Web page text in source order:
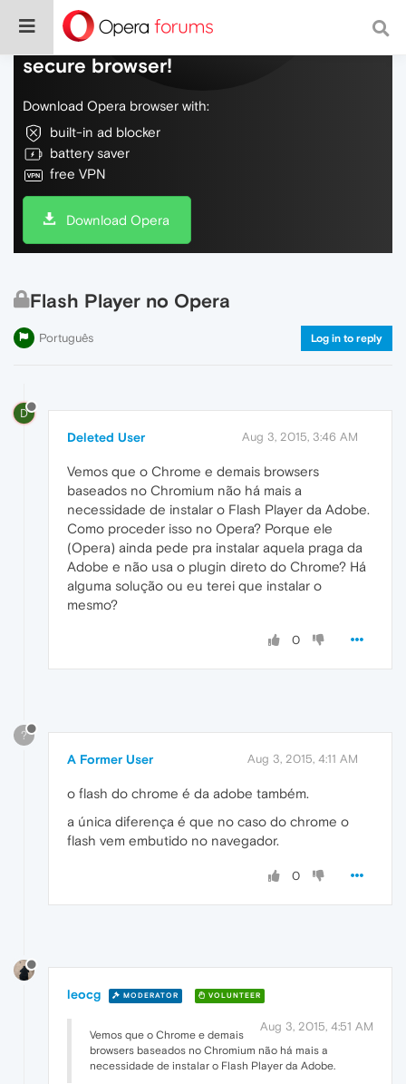
Do more on the web, with a fast and
secure browser!
Download Opera browser with:
built-in ad blocker
battery saver
free VPN
Download Opera
Flash Player no Opera
Português Log in to reply
D
Deleted User Aug 3, 2015, 3:46 AM
Vemos que o Chrome e demais browsers
baseados no Chromium não há mais a
necessidade de instalar o Flash Player da Adobe.
Como proceder isso no Opera? Porque ele
(Opera) ainda pede pra instalar aquela praga da
Adobe e não usa o plugin direto do Chrome? Há
alguma solução ou eu terei que instalar o
mesmo?
0
?
A Former User Aug 3, 2015, 4:11 AM
o flash do chrome é da adobe também.
a única diferença é que no caso do chrome o
flash vem embutido no navegador.
0
leocg MODERATOR VOLUNTEER
Aug 3, 2015, 4:51 AM
Vemos que o Chrome e demais
browsers baseados no Chromium não há mais a
necessidade de instalar o Flash Player da Adobe.